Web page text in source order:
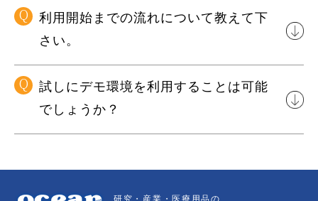
Q
利用開始までの流れについて教えて下
さい。
Q
試しにデモ環境を利用することは可能
でしょうか？
研究・産業・医療用品の